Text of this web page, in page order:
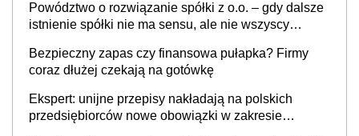
Powództwo o rozwiązanie spółki z o.o. – gdy dalsze
istnienie spółki nie ma sensu, ale nie wszyscy
Bezpieczny zapas czy finansowa pułapka? Firmy
coraz dłużej czekają na gotówkę
Ekspert: unijne przepisy nakładają na polskich
przedsiębiorców nowe obowiązki w zakresie